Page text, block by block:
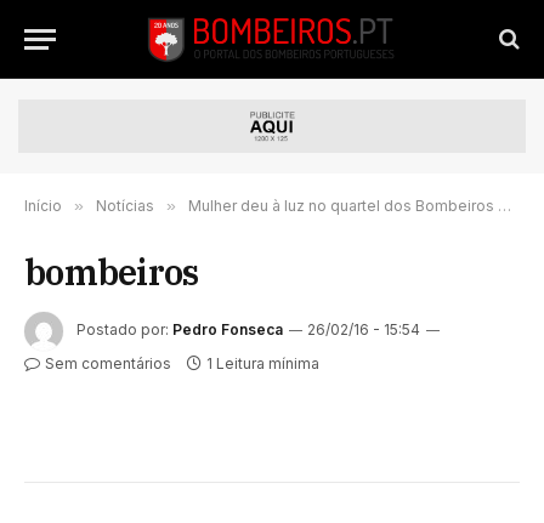
Início » Notícias » Mulher deu à luz no quartel dos Bombeiros de Lordelo
bombeiros
Postado por: Pedro Fonseca
26/02/16 - 15:54
Sem comentários
1 Leitura mínima